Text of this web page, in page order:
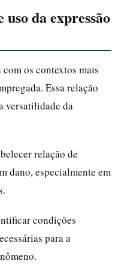
da expressão
os contextos mais
Essa relação
versatilidade da
relação de
dano, especialmente em
condições
para a